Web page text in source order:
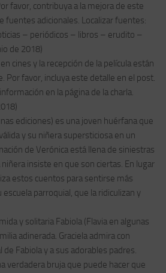
favor, contribuya a la mejora de este
fuentes adicionales. Localizar fuentes:
– periódicos – libros – erudito –
de 2018)
cines y la recepción de la película están
Por favor, incluya este detalle en el post.
en la página de la charla.
ediciones) es una joven huérfana que
y su niñera supersticiosa en un
de Verónica está llena de siniestras
insiste en que son ciertas. En lugar
estos cuentos para sentirse más
parroquial, que la ridiculizan y
y solitaria Fabiola (Flavia en algunas
adinerada. Graciela admira con
Fabiola y a sus adorables padres.
verdadera bruja que puede hacer que